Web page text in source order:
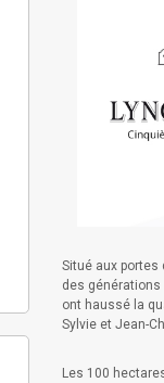
Situé aux
des
ont haussé la
Sylvie et Jean-
Les 100